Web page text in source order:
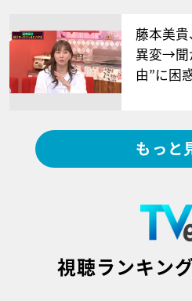
藤本美
異変→聞
由”に困
もっと
視聴ランキン